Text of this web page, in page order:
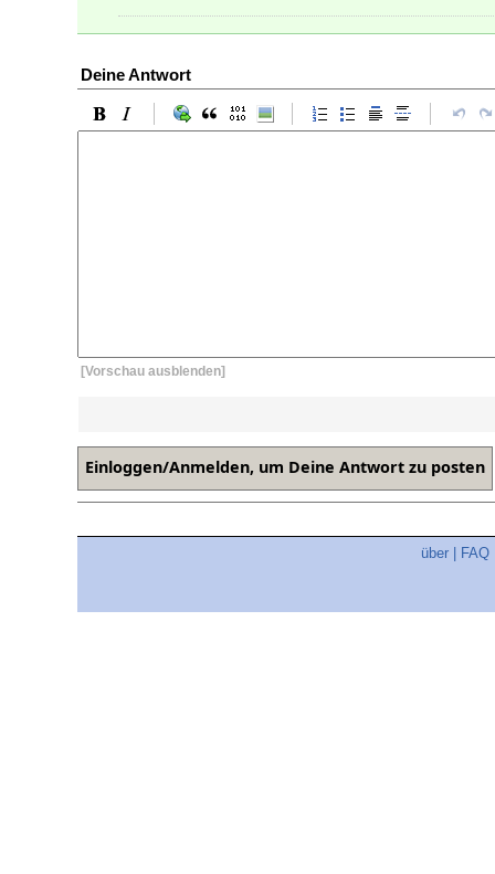
Deine Antwort
[Vorschau ausblenden]
über FAQ